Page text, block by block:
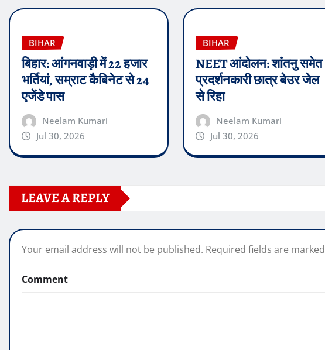
BIHAR
बिहार: आंगनवाड़ी में 22 हजार
भर्तियां, सम्राट कैबिनेट से 24
एजेंडे पास
Neelam Kumari
Jul 30, 2026
BIHAR
NEET आंदोलन: शांतनु समेत
प्रदर्शनकारी छात्र बेउर जेल
से रिहा
Neelam Kumari
Jul 30, 2026
LEAVE A REPLY
Your email address will not be published. Required fields are marked
Comment